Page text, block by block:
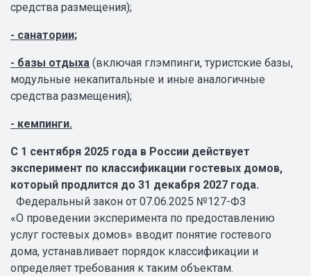
средства размещения);
- санатории;
- базы отдыха (включая глэмпинги, туристские базы,
модульные некапитальные и иные аналогичные
средства размещения);
- кемпинги.
С 1 сентября 2025 года в России действует
эксперимент по классификации гостевых домов,
который продлится до 31 декабря 2027 года.
Федеральный закон от 07.06.2025 №127-ФЗ
«О проведении эксперимента по предоставлению
услуг гостевых домов» вводит понятие гостевого
дома, устанавливает порядок классификации и
определяет требования к таким объектам.